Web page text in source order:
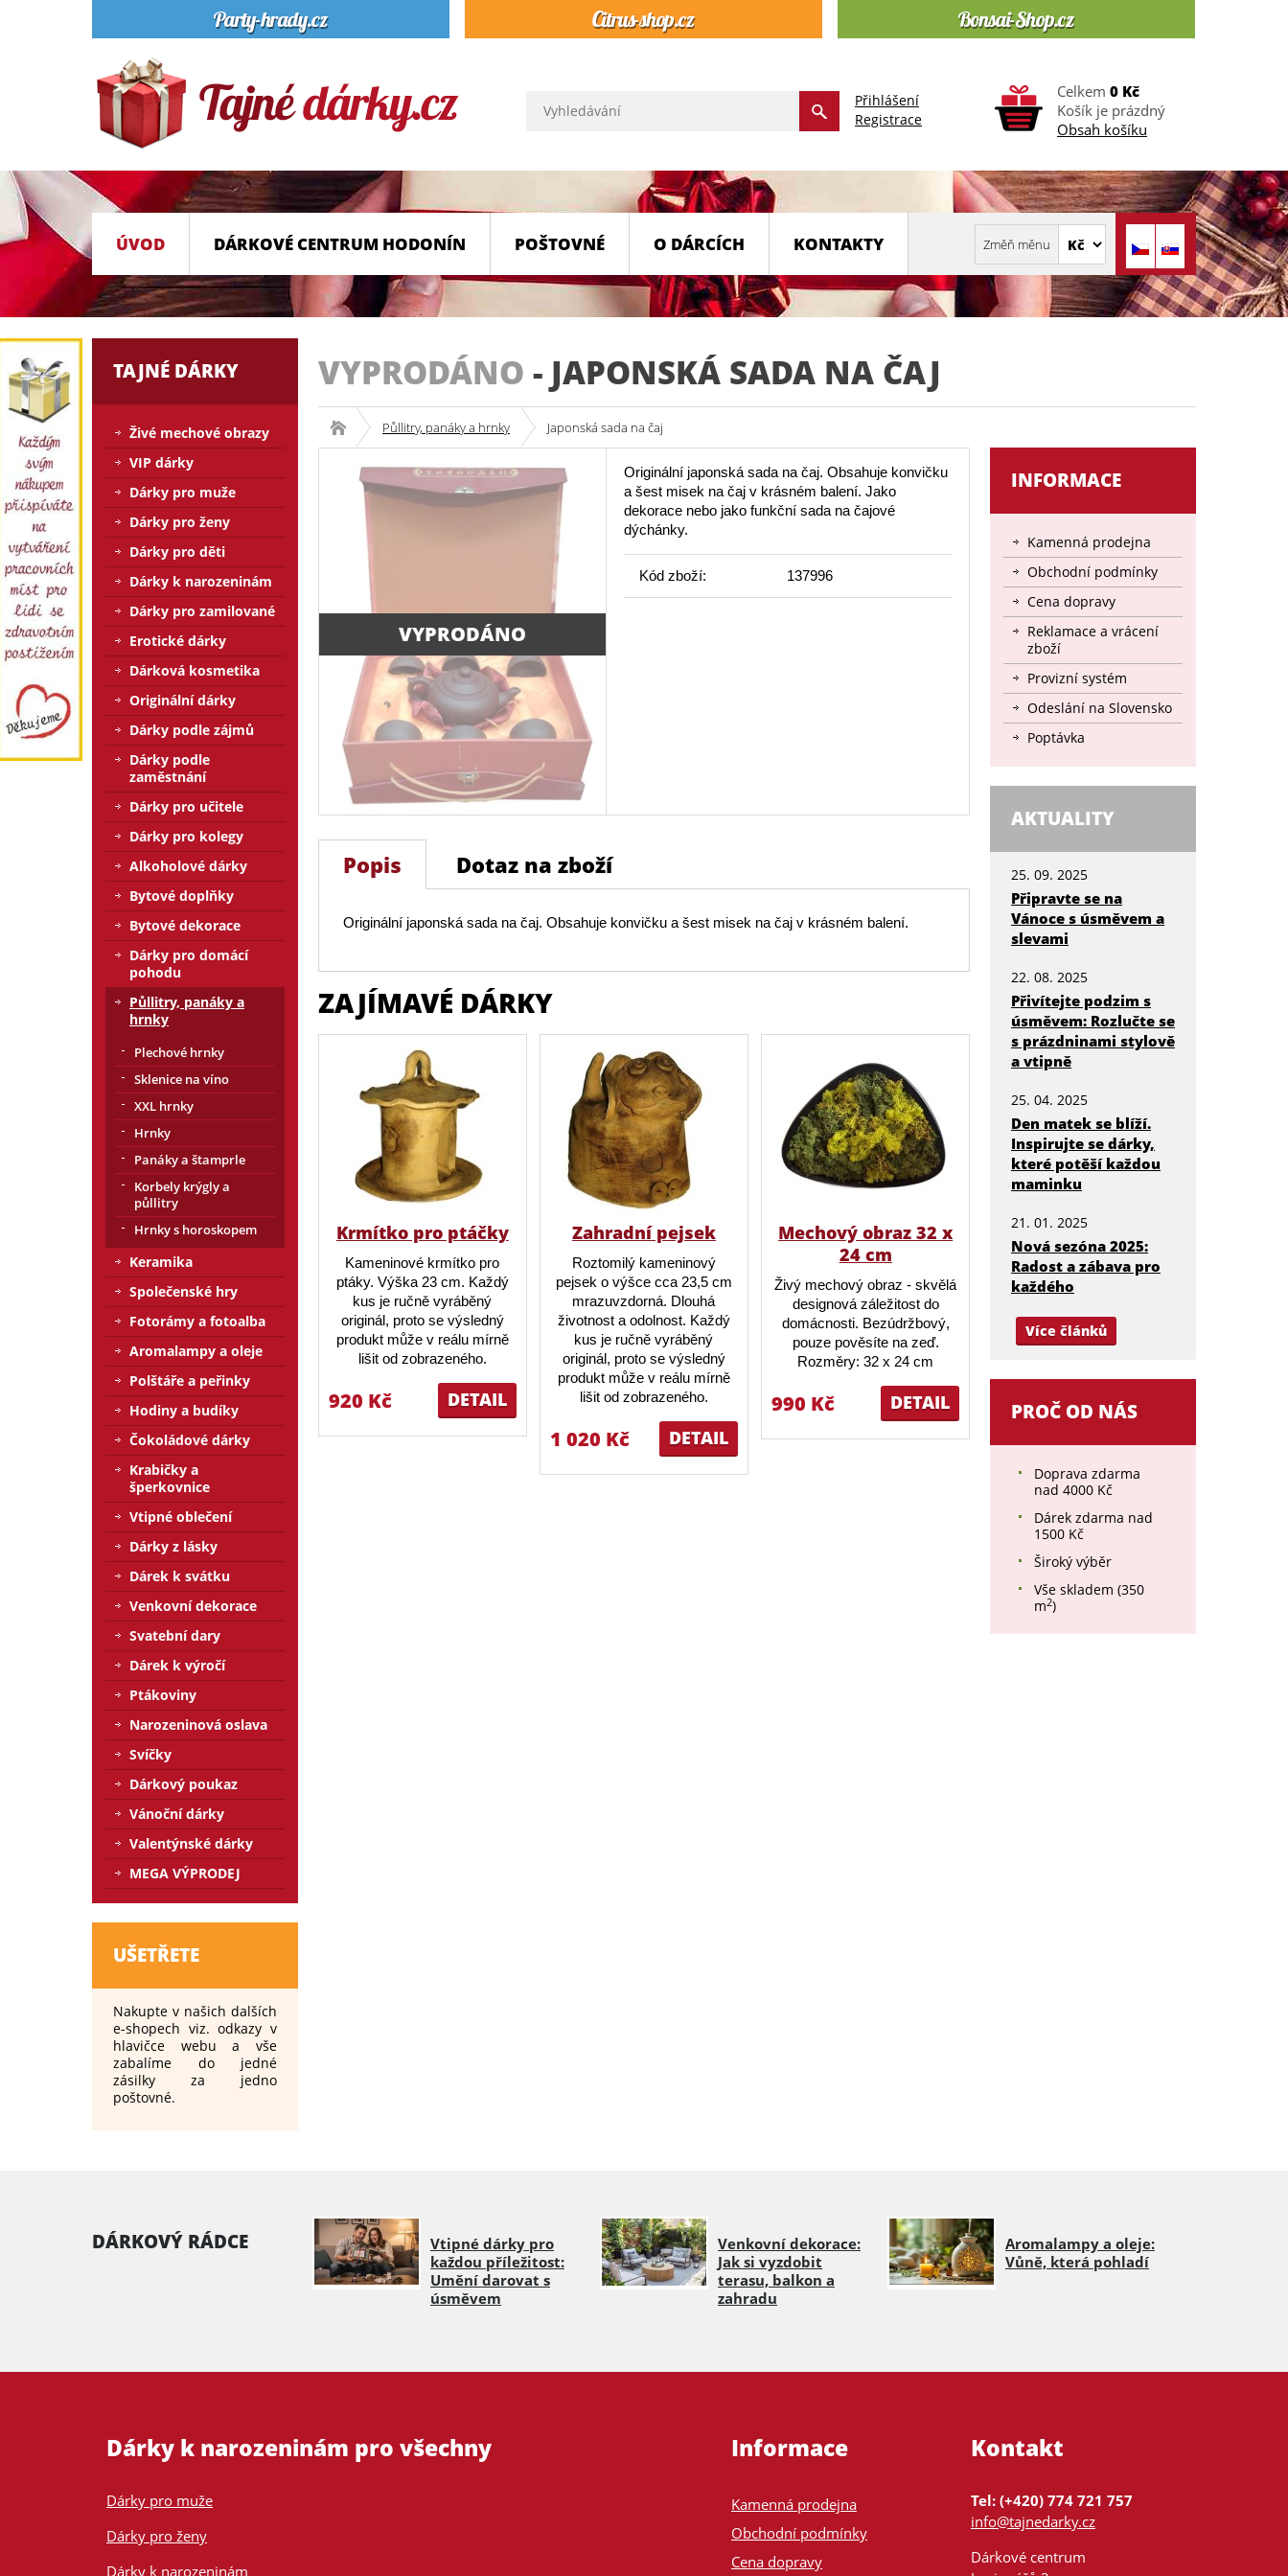
Přihlášení
Registrace
Celkem 0 Kč
Košík je prázdný
Obsah košíku
ÚVOD DÁRKOVÉ CENTRUM HODONÍN POŠTOVNÉ O DÁRCÍCH KONTAKTY
VYPRODÁNO - JAPONSKÁ SADA NA ČAJ
Půllitry, panáky a hrnky Japonská sada na čaj
VYPRODÁNO
Originální japonská sada na čaj. Obsahuje konvičku
a šest misek na čaj v krásném balení. Jako
dekorace nebo jako funkční sada na čajové
dýchánky.
Kód zboží: 137996
Popis Dotaz na zboží
Originální japonská sada na čaj. Obsahuje konvičku a šest misek na čaj v krásném balení.
ZAJÍMAVÉ DÁRKY
Krmítko pro ptáčky
Kameninové krmítko pro
ptáky. Výška 23 cm. Každý
kus je ručně vyráběný
originál, proto se výsledný
produkt může v reálu mírně
lišit od zobrazeného.
DETAIL
920 Kč
Zahradní pejsek
Roztomilý kameninový
pejsek o výšce cca 23,5 cm
mrazuvzdorná. Dlouhá
životnost a odolnost. Každý
kus je ručně vyráběný
originál, proto se výsledný
produkt může v reálu mírně
lišit od zobrazeného.
DETAIL
1 020 Kč
Mechový obraz 32 x
24 cm
Živý mechový obraz - skvělá
designová záležitost do
domácnosti. Bezúdržbový,
pouze pověsíte na zeď.
Rozměry: 32 x 24 cm
DETAIL
990 Kč
INFORMACE
Kamenná prodejna
Obchodní podmínky
Cena dopravy
Reklamace a vrácení
zboží
Provizní systém
Odeslání na Slovensko
Poptávka
AKTUALITY
25. 09. 2025
Připravte se na
Vánoce s úsměvem a
slevami
22. 08. 2025
Přivítejte podzim s
úsměvem: Rozlučte se
s prázdninami stylově
a vtipně
25. 04. 2025
Den matek se blíží.
Inspirujte se dárky,
které potěší každou
maminku
21. 01. 2025
Nová sezóna 2025:
Radost a zábava pro
každého
Více článků
PROČ OD NÁS
Doprava zdarma
nad 4000 Kč
Dárek zdarma nad
1500 Kč
Široký výběr
Vše skladem (350
m2)
TAJNÉ DÁRKY
Živé mechové obrazy
VIP dárky
Dárky pro muže
Dárky pro ženy
Dárky pro děti
Dárky k narozeninám
Dárky pro zamilované
Erotické dárky
Dárková kosmetika
Originální dárky
Dárky podle zájmů
Dárky podle
zaměstnání
Dárky pro učitele
Dárky pro kolegy
Alkoholové dárky
Bytové doplňky
Bytové dekorace
Dárky pro domácí
pohodu
Půllitry, panáky a
hrnky
Plechové hrnky
Sklenice na víno
XXL hrnky
Hrnky
Panáky a štamprle
Korbely krýgly a
půllitry
Hrnky s horoskopem
Keramika
Společenské hry
Fotorámy a fotoalba
Aromalampy a oleje
Polštáře a peřinky
Hodiny a budíky
Čokoládové dárky
Krabičky a
šperkovnice
Vtipné oblečení
Dárky z lásky
Dárek k svátku
Venkovní dekorace
Svatební dary
Dárek k výročí
Ptákoviny
Narozeninová oslava
Svíčky
Dárkový poukaz
Vánoční dárky
Valentýnské dárky
MEGA VÝPRODEJ
UŠETŘETE
Nakupte v našich dalších
e-shopech viz. odkazy v
hlavičce webu a vše
zabalíme do jedné
zásilky za jedno
poštovné.
DÁRKOVÝ RÁDCE
Vtipné dárky pro
každou příležitost:
Umění darovat s
úsměvem
Venkovní dekorace:
Jak si vyzdobit
terasu, balkon a
zahradu
Aromalampy a oleje:
Vůně, která pohladí
Dárky k narozeninám pro všechny
Dárky pro muže
Dárky pro ženy
Dárky k narozeninám
Informace
Kamenná prodejna
Obchodní podmínky
Cena dopravy
Kontakt
Tel: (+420) 774 721 757
info@tajnedarky.cz
Dárkové centrum